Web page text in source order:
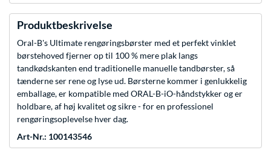
Produktbeskrivelse
Oral-B's Ultimate rengøringsbørster med et perfekt vinklet
børstehoved fjerner op til 100 % mere plak langs
tandkødskanten end traditionelle manuelle tandbørster, så
tænderne ser rene og lyse ud. Børsterne kommer i genlukkelig
emballage, er kompatible med ORAL-B-iO-håndstykker og er
holdbare, af høj kvalitet og sikre - for en professionel
rengøringsoplevelse hver dag.
Art-Nr.: 100143546